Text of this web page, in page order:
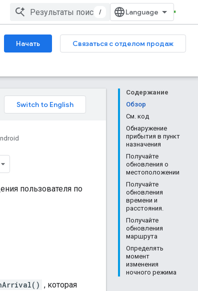
/
Начать
Связаться с отделом продаж
Содержание
Обзор
См. код
Обнаружение
прибытия в пункт
назначения
Получайте
обновления о
местоположении
Получайте
обновления
времени и
расстояния.
Получайте
обновления
маршрута
Определять
момент
изменения
ночного режима
пользователя по
, которая